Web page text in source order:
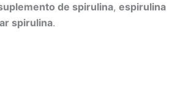
de spirulina, espirulina
spirulina.